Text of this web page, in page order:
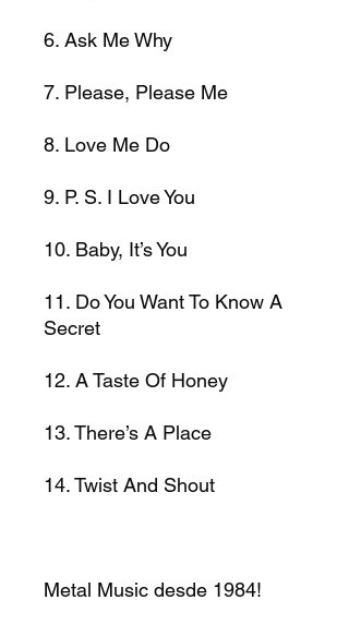
6. Ask Me Why
7. Please, Please Me
8. Love Me Do
9. P. S. I Love You
10. Baby, It’s You
11. Do You Want To Know A
Secret
12. A Taste Of Honey
13. There’s A Place
14. Twist And Shout
Metal Music desde 1984!